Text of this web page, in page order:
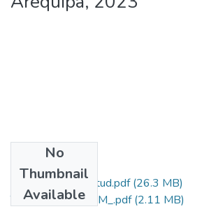
No
Thumbnail
Available
Grado de Similitud.pdf(26.3 MB)
T036_2920109_M_.pdf(2.11 MB)